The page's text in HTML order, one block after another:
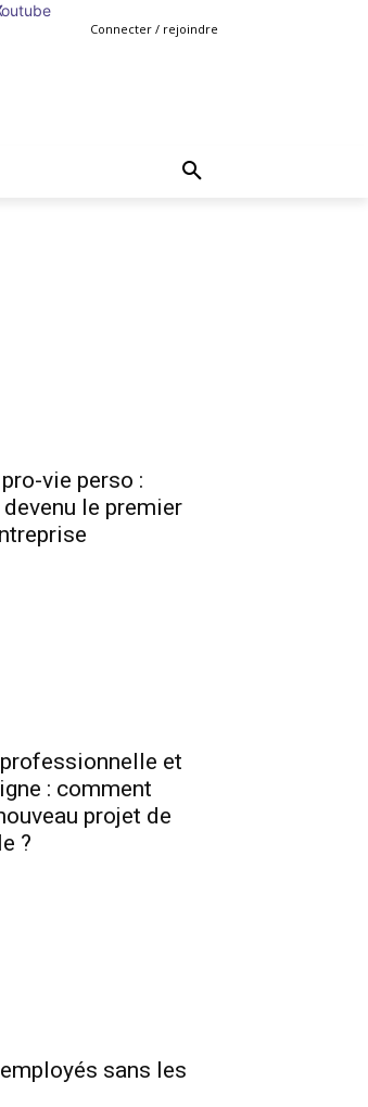
Connecter / rejoindre
vie perso :
devenu le premier
et
: comment
projet de
?
sans les